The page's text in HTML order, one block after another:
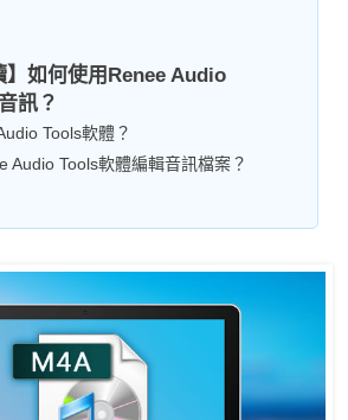
】如何使用Renee Audio
訊？
Tools軟體？
Audio Tools軟體編輯音訊檔案？